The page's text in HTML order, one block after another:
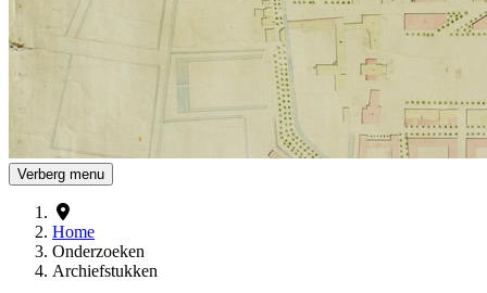
Verberg menu
Home
Onderzoeken
Archiefstukken